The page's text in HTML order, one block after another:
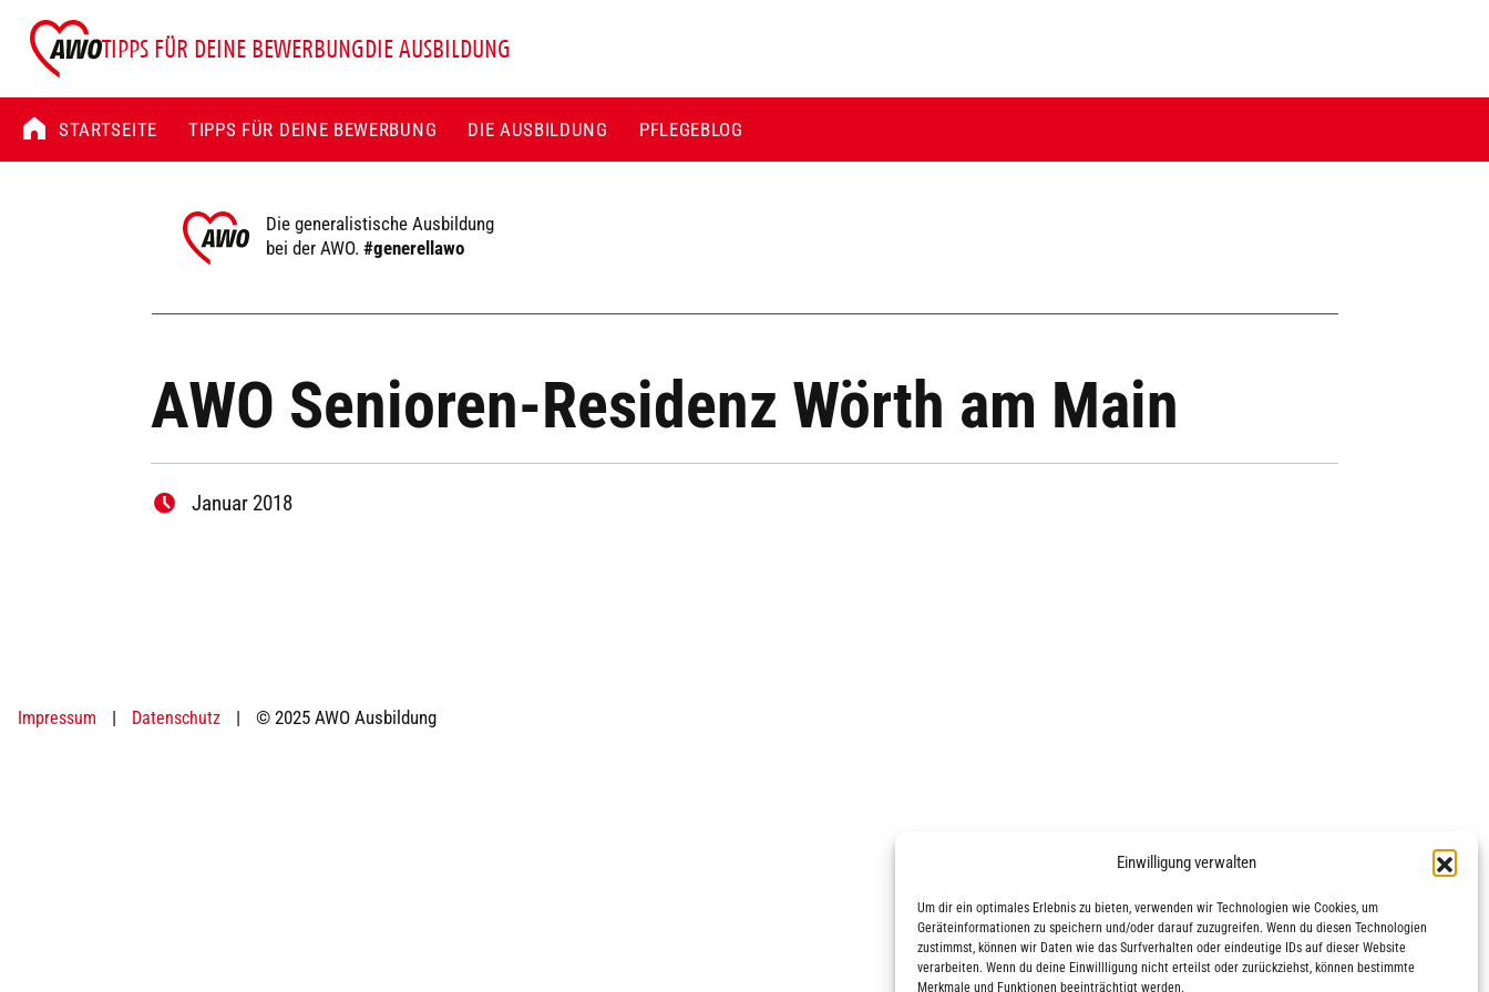
Einwilligung verwalten
Um dir ein optimales Erlebnis zu bieten, verwenden wir Technologien wie Cookies, um
Geräteinformationen zu speichern und/oder darauf zuzugreifen. Wenn du diesen Technologien
zustimmst, können wir Daten wie das Surfverhalten oder eindeutige IDs auf dieser Website
verarbeiten. Wenn du deine Einwillligung nicht erteilst oder zurückziehst, können bestimmte
Merkmale und Funktionen beeinträchtigt werden.
TIPPS FÜR DEINE BEWERBUNGDIE AUSBILDUNG
STARTSEITE TIPPS FÜR DEINE BEWERBUNG DIE AUSBILDUNG PFLEGEBLOG
Die generalistische Ausbildung
bei der AWO. #generellawo
AWO Senioren-Residenz Wörth am Main
Januar 2018
Impressum | Datenschutz | © 2025 AWO Ausbildung